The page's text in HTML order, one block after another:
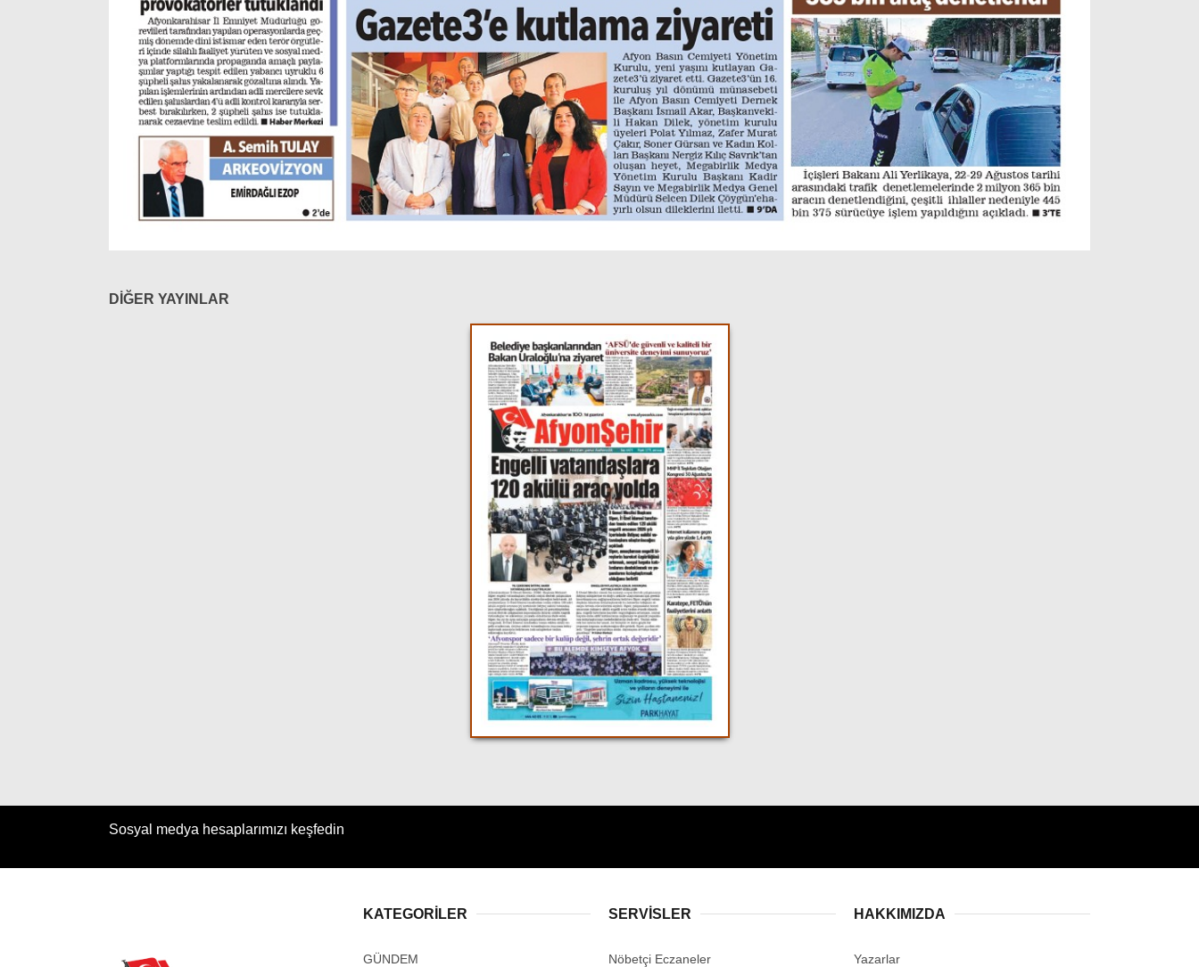
DİĞER YAYINLAR
Sosyal medya hesaplarımızı keşfedin
KATEGORİLER
GÜNDEM
SERVİSLER
Nöbetçi Eczaneler
HAKKIMIZDA
Yazarlar